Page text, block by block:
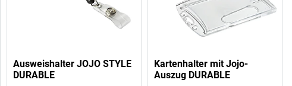
Ausweishalter JOJO STYLE
DURABLE
Kartenhalter mit Jojo-
Auszug DURABLE